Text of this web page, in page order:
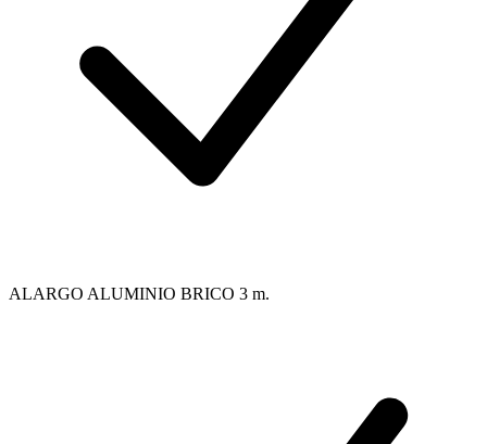
ALARGO ALUMINIO BRICO 3 m.